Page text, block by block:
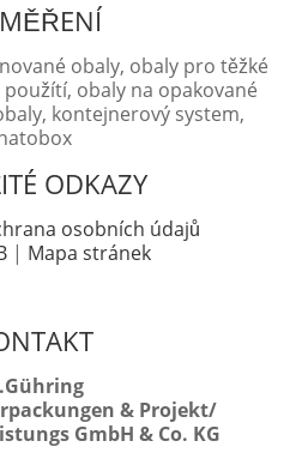
obaly, obaly pro těžké
obaly na opakované
kontejnerový system,
ODKAZY
osobních údajů
| Mapa stránek
& Projekt/
GmbH & Co. KG